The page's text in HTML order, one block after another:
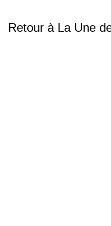
Retour à La Une